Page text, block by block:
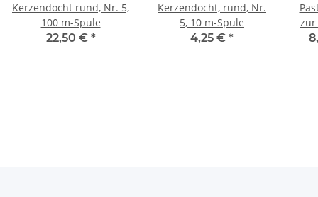
Kerzendocht rund, Nr. 5,
100 m-Spule
22,50 € *
Kerzendocht, rund, Nr.
5, 10 m-Spule
4,25 € *
zur